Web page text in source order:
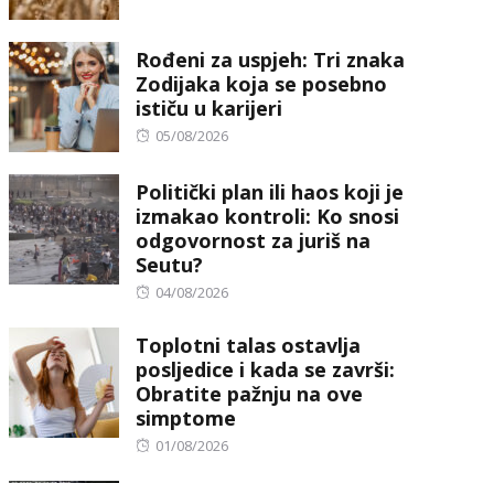
Rođeni za uspjeh: Tri znaka
Zodijaka koja se posebno
ističu u karijeri
Posted
05/08/2026
Politički plan ili haos koji je
izmakao kontroli: Ko snosi
odgovornost za juriš na
Seutu?
Posted
04/08/2026
Toplotni talas ostavlja
posljedice i kada se završi:
Obratite pažnju na ove
simptome
Posted
01/08/2026